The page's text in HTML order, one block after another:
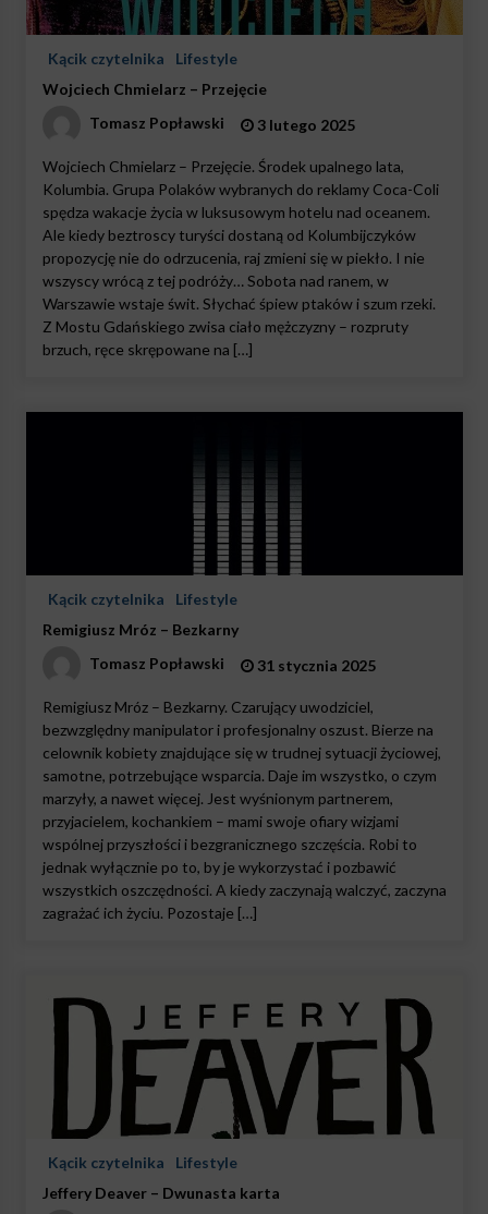
Kącik czytelnika
Lifestyle
Wojciech Chmielarz – Przejęcie
Tomasz Popławski
3 lutego 2025
Wojciech Chmielarz – Przejęcie. Środek upalnego lata,
Kolumbia. Grupa Polaków wybranych do reklamy Coca-Coli
spędza wakacje życia w luksusowym hotelu nad oceanem.
Ale kiedy beztroscy turyści dostaną od Kolumbijczyków
propozycję nie do odrzucenia, raj zmieni się w piekło. I nie
wszyscy wrócą z tej podróży… Sobota nad ranem, w
Warszawie wstaje świt. Słychać śpiew ptaków i szum rzeki.
Z Mostu Gdańskiego zwisa ciało mężczyzny – rozpruty
brzuch, ręce skrępowane na […]
Kącik czytelnika
Lifestyle
Remigiusz Mróz – Bezkarny
Tomasz Popławski
31 stycznia 2025
Remigiusz Mróz – Bezkarny. Czarujący uwodziciel,
bezwzględny manipulator i profesjonalny oszust. Bierze na
celownik kobiety znajdujące się w trudnej sytuacji życiowej,
samotne, potrzebujące wsparcia. Daje im wszystko, o czym
marzyły, a nawet więcej. Jest wyśnionym partnerem,
przyjacielem, kochankiem – mami swoje ofiary wizjami
wspólnej przyszłości i bezgranicznego szczęścia. Robi to
jednak wyłącznie po to, by je wykorzystać i pozbawić
wszystkich oszczędności. A kiedy zaczynają walczyć, zaczyna
zagrażać ich życiu. Pozostaje […]
Kącik czytelnika
Lifestyle
Jeffery Deaver – Dwunasta karta